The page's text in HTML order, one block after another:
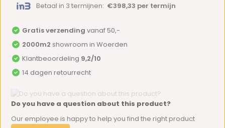
Betaal in 3 termijnen: €398,33 per termijn
Gratis verzending vanaf 50,-
2000m2 showroom in Woerden
Klantbeoordeling 9,2/10
14 dagen retourrecht
Do you have a question about this product?
Our employee is happy to help you find the right product